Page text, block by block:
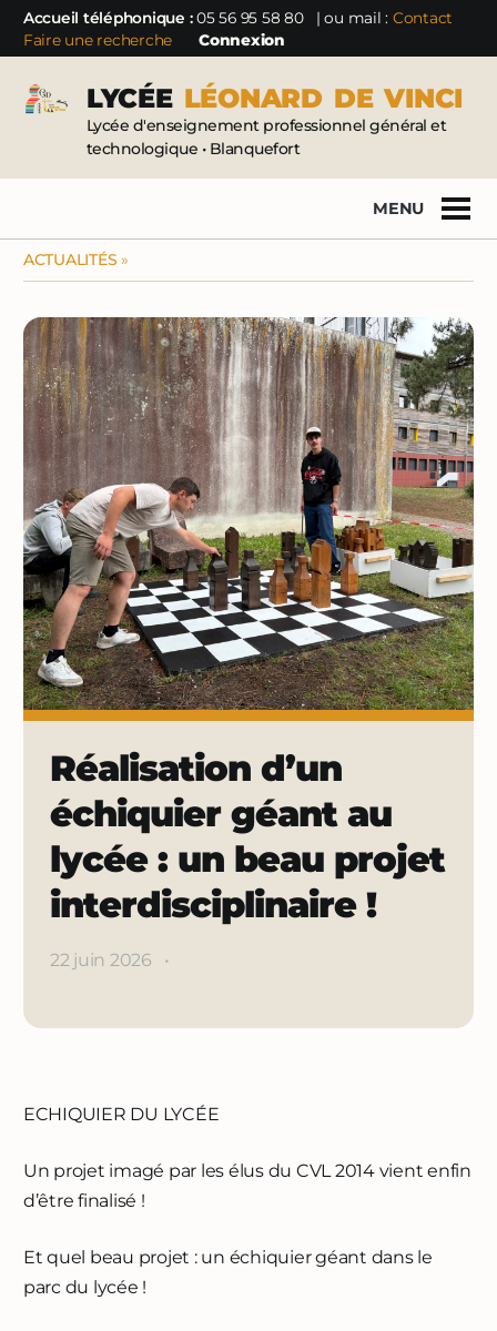
Accueil téléphonique :05 56 95 58 80 | ou mail : Contact
Faire une recherche
Connexion
LYCÉE LÉONARD DE VINCI
Lycée d'enseignement professionnel général et
technologique • Blanquefort
MENU
ACTUALITÉS »
Réalisation d’un
échiquier géant au
lycée : un beau projet
interdisciplinaire !
22 juin 2026 •
ECHIQUIER DU LYCÉE
Un projet imagé par les élus du CVL 2014 vient enfin
d’être finalisé !
Et quel beau projet : un échiquier géant dans le
parc du lycée !